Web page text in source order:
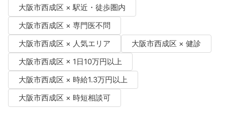
大阪市西成区 × 駅近・徒歩圏内
大阪市西成区 × 専門医不問
大阪市西成区 × 人気エリア
大阪市西成区 × 健診
大阪市西成区 × 1日10万円以上
大阪市西成区 × 時給1.3万円以上
大阪市西成区 × 時短相談可